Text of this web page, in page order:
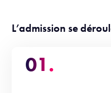
L’admission se
01.